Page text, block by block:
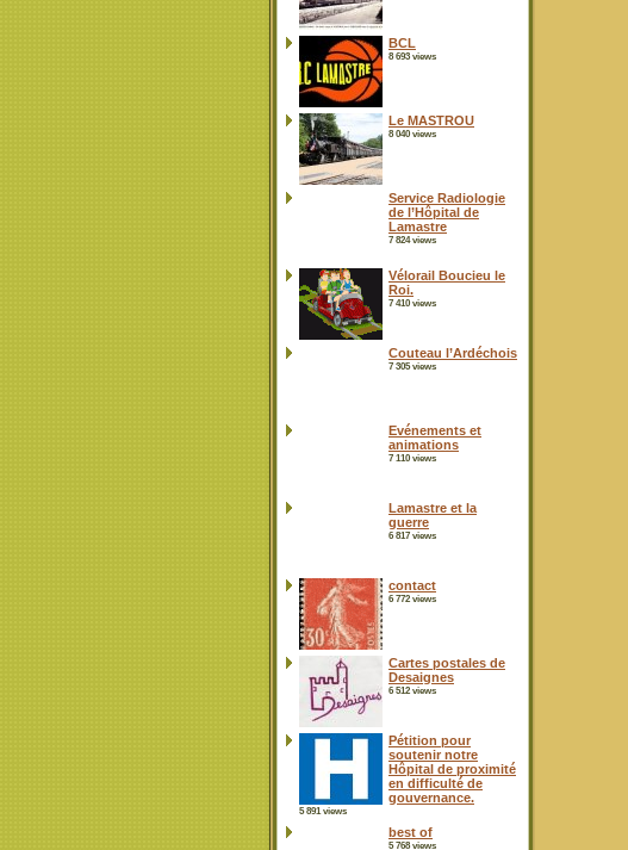
BCL
8 693 views
Le MASTROU
8 040 views
Service Radiologie
de l’Hôpital de
Lamastre
7 824 views
Vélorail Boucieu le
Roi.
7 410 views
Couteau l’Ardéchois
7 305 views
Evénements et
animations
7 110 views
Lamastre et la
guerre
6 817 views
contact
6 772 views
Cartes postales de
Desaignes
6 512 views
Pétition pour
soutenir notre
Hôpital de proximité
en difficulté de
gouvernance.
5 891 views
best of
5 768 views